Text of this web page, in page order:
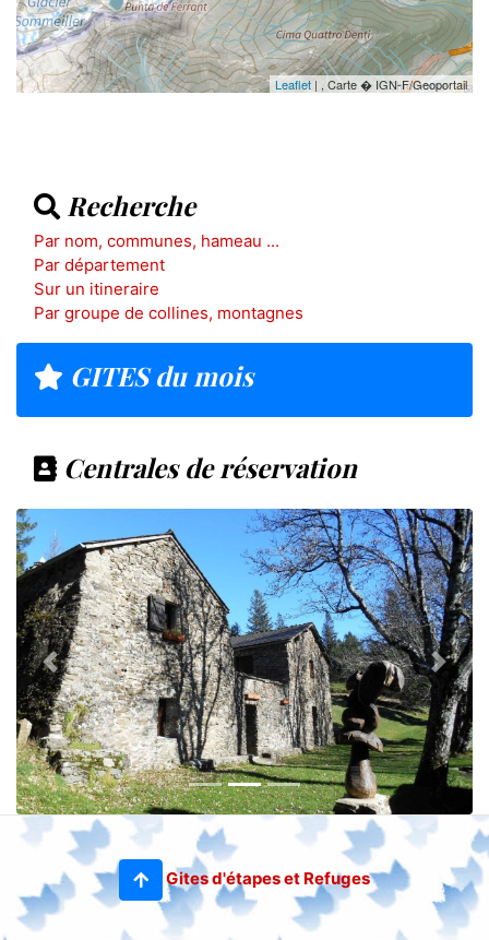
Leaflet | , Carte � IGN-F/Geoportail
Recherche
Par nom, communes, hameau ...
Par département
Sur un itineraire
Par groupe de collines, montagnes
GITES du mois
Centrales de réservation
Gites d'étapes et Refuges